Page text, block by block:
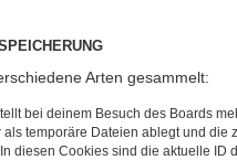
Arten gesammelt:
bei deinem Besuch des Boards
temporäre Dateien ablegt und die
diesen Cookies sind die aktuelle ID